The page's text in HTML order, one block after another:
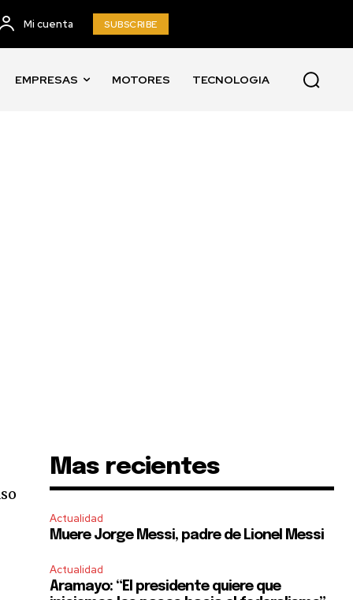
Mi cuenta SUBSCRIBE
EMPRESAS MOTORES TECNOLOGIA
Mas recientes
Actualidad
Muere Jorge Messi, padre de Lionel Messi
Actualidad
Aramayo: “El presidente quiere que